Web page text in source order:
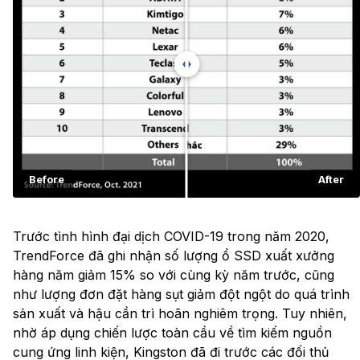
Before After
Trước tình hình đại dịch COVID-19 trong năm 2020,
TrendForce đã ghi nhận số lượng ổ SSD xuất xưởng
hàng năm giảm 15% so với cùng kỳ năm trước, cũng
như lượng đơn đặt hàng sụt giảm đột ngột do quá trình
sản xuất và hậu cần trì hoãn nghiêm trọng. Tuy nhiên,
nhờ áp dụng chiến lược toàn cầu về tìm kiếm nguồn
cung ứng linh kiện, Kingston đã đi trước các đối thủ